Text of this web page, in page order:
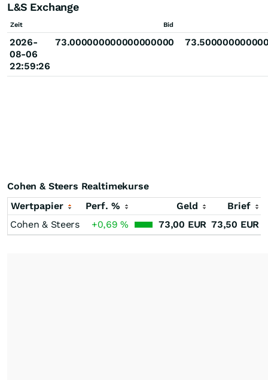
L&S Exchange
Zeit Bid
2026-
08-06
22:59:26
73.000000000000000000
Cohen & Steers Realtimekurse
Wertpapier
Perf. % Geld
Brief
Cohen & Steers
+0,69% 73,00 EUR 73,50 EUR